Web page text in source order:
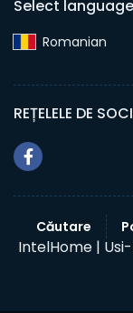
Select language
Romanian‎
REȚELELE DE
Căutare
IntelHome |